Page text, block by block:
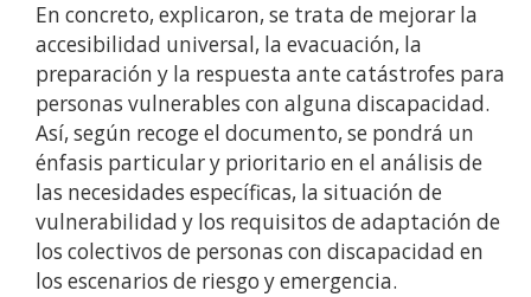
En concreto, explicaron, se trata de mejorar la
accesibilidad universal, la evacuación, la
preparación y la respuesta ante catástrofes para
personas vulnerables con alguna discapacidad.
Así, según recoge el documento, se pondrá un
énfasis particular y prioritario en el análisis de
las necesidades específicas, la situación de
vulnerabilidad y los requisitos de adaptación de
los colectivos de personas con discapacidad en
los escenarios de riesgo y emergencia.